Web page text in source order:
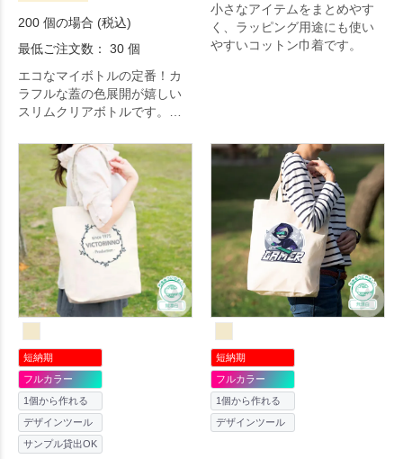
200 個の場合 (税込)
最低ご注文数： 30 個
エコなマイボトルの定番！カ
ラフルな蓋の色展開が嬉しい
スリムクリアボトルです。容
ち運びできます。側面に大き
く印刷範囲がとれるので、デ
ザインの自由度が高いのも魅
力です。 1色印刷であれば、蓋
の色にあわせた色での印刷も
可能なので、よりオリジナル
性が高くなりおすすめです。
小さなアイテムをまとめやす
く、ラッピング用途にも使い
やすいコットン巾着です。
短納期
フルカラー
1個から作れる
デザインツール
サンプル貸出OK
短納期
フルカラー
1個から作れる
デザインツール